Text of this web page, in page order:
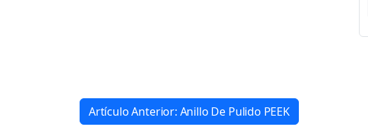
Artículo Anterior: Anillo De Pulido PEEK